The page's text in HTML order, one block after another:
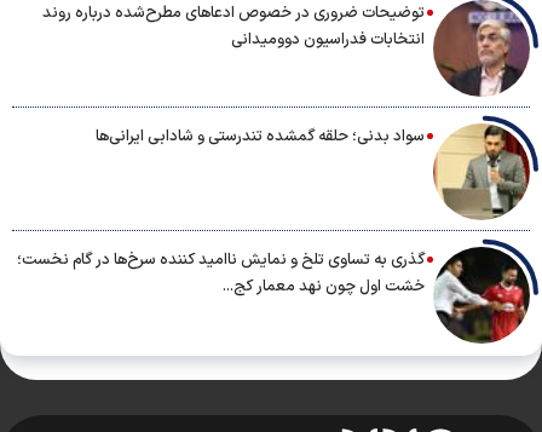
توضیحات ضروری در خصوص ادعاهای مطرح‌شده درباره روند
انتخابات فدراسیون دوومیدانی
سواد بدنی؛ حلقه گمشده تندرستی و شادابی ایرانی‌ها
گذری به تساوی تلخ و نمایش ناامید کننده سرخ‌ها در گام نخست؛
خشت اول چون نهد معمار کج...